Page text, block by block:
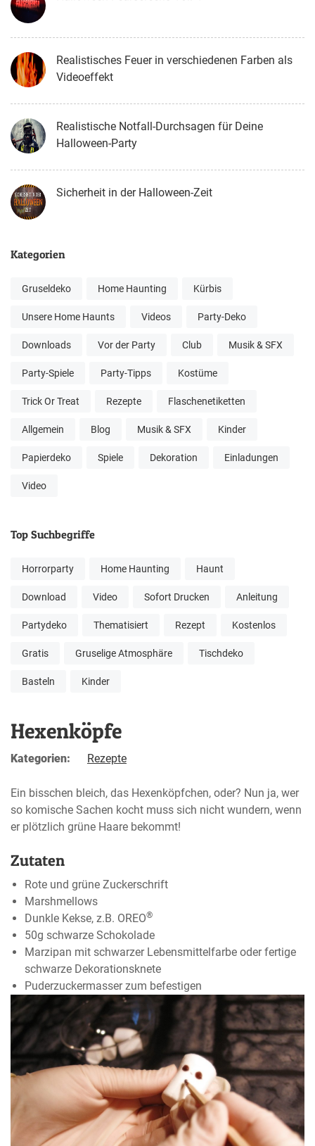
Realistisches Feuer in verschiedenen Farben als
Videoeffekt
Realistische Notfall-Durchsagen für Deine
Halloween-Party
Sicherheit in der Halloween-Zeit
Kategorien
Gruseldeko Home Haunting Kürbis
Unsere Home Haunts Videos Party-Deko
Downloads Vor der Party Club Musik & SFX
Party-Spiele Party-Tipps Kostüme
Trick Or Treat Rezepte Flaschenetiketten
Allgemein Blog Musik & SFX Kinder
Papierdeko Spiele Dekoration Einladungen
Video
Top Suchbegriffe
Horrorparty Home Haunting Haunt
Download Video Sofort Drucken Anleitung
Partydeko Thematisiert Rezept Kostenlos
Gratis Gruselige Atmosphäre Tischdeko
Basteln Kinder
Hexenköpfe
Kategorien: Rezepte
Ein bisschen bleich, das Hexenköpfchen, oder? Nun ja, wer
so komische Sachen kocht muss sich nicht wundern, wenn
er plötzlich grüne Haare bekommt!
Zutaten
Rote und grüne Zuckerschrift
Marshmellows
Dunkle Kekse, z.B. OREO®
50g schwarze Schokolade
Marzipan mit schwarzer Lebensmittelfarbe oder fertige
schwarze Dekorationsknete
Puderzuckermasser zum befestigen